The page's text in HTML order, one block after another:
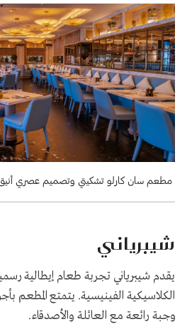
مطعم سان كارلو تشكيتي وتصميم عصري أنيق
شيبرياني
يقدم شيبرياني تجربة طعام إيطالية
الكلاسيكية الفينيسية. يتمتع المطعم
وجبة رائعة مع العائلة والأصدقاء.